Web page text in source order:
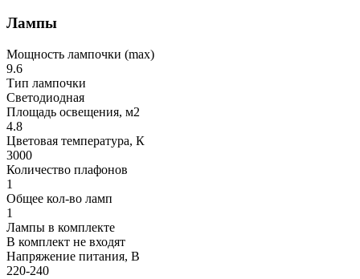
Лампы
Мощность лампочки (max)
9.6
Тип лампочки
Светодиодная
Площадь освещения, м2
4.8
Цветовая температура, К
3000
Количество плафонов
1
Общее кол-во ламп
1
Лампы в комплекте
В комплект не входят
Напряжение питания, В
220-240